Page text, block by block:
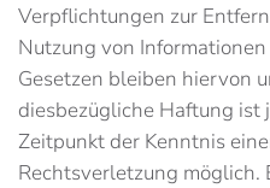
Verpflichtungen zur
Nutzung von
Gesetzen bleiben hiervon
diesbezügliche Haftung ist
Zeitpunkt der Kenntnis
Rechtsverletzung möglich.